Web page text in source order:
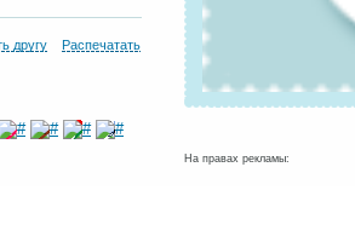
другу Распечатать
На правах рекламы: